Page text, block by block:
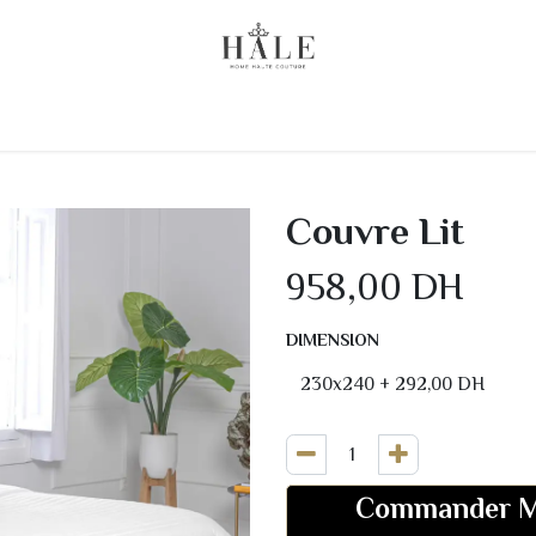
Couvre Lit
958,00 DH
DIMENSION
Commander